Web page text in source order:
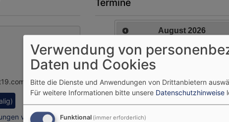
anzeigen?
verwalten
Termine
August 2026
Mo Di Mi Do Fr Sa
3
4 5 6 7 8
10
11 12 15
17
18
Verwendung von
Daten und Cookies
Bitte die Dienste und Anwendungen von Drittanbietern
Für weitere Informationen bitte unsere Datenschutzhinweise
Funktional (immer erforderlich)